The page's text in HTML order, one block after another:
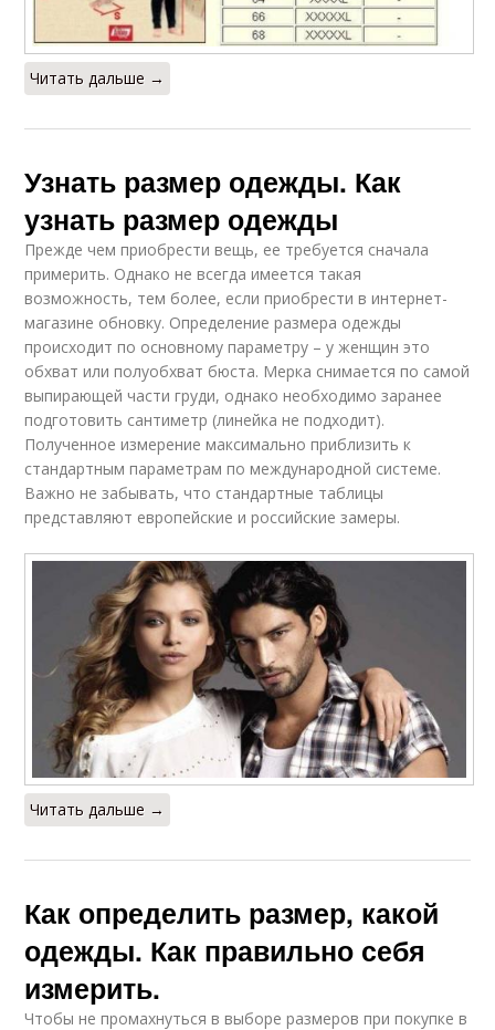
Читать дальше →
Узнать размер одежды. Как
узнать размер одежды
Прежде чем приобрести вещь, ее требуется сначала
примерить. Однако не всегда имеется такая
возможность, тем более, если приобрести в интернет-
магазине обновку. Определение размера одежды
происходит по основному параметру – у женщин это
обхват или полуобхват бюста. Мерка снимается по самой
выпирающей части груди, однако необходимо заранее
подготовить сантиметр (линейка не подходит).
Полученное измерение максимально приблизить к
стандартным параметрам по международной системе.
Важно не забывать, что стандартные таблицы
представляют европейские и российские замеры.
Читать дальше →
Как определить размер, какой
одежды. Как правильно себя
измерить.
Чтобы не промахнуться в выборе размеров при покупке в